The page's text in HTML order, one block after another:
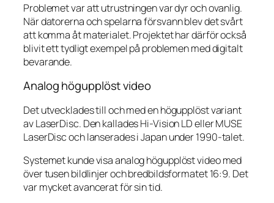
Problemet var att utrustningen var dyr och ovanlig.
När datorerna och spelarna försvann blev det svårt
att komma åt materialet. Projektet har därför också
blivit ett tydligt exempel på problemen med digitalt
bevarande.
Analog högupplöst video
Det utvecklades till och med en högupplöst variant
av LaserDisc. Den kallades Hi-Vision LD eller MUSE
LaserDisc och lanserades i Japan under 1990-talet.
Systemet kunde visa analog högupplöst video med
över tusen bildlinjer och bredbildsformatet 16:9. Det
var mycket avancerat för sin tid.